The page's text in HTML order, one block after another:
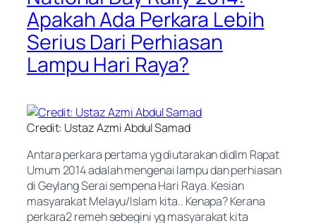
Apakah Ada Perkara Lebih
Serius Dari Perhiasan
Lampu Hari Raya?
Credit: Ustaz Azmi Abdul Samad
Antara perkara pertama yg diutarakan didlm Rapat
Umum 2014 adalah mengenai lampu dan perhiasan
di Geylang Serai sempena Hari Raya. Kesian
masyarakat Melayu/Islam kita.. Kenapa? Kerana
perkara2 remeh sebegini yg masyarakat kita